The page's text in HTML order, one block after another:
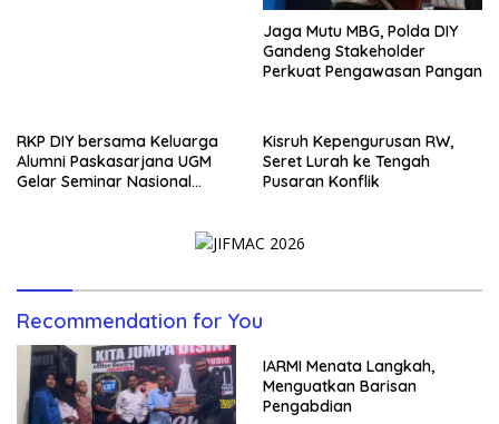
Jaga Mutu MBG, Polda DIY
Gandeng Stakeholder
Perkuat Pengawasan Pangan
RKP DIY bersama Keluarga
Alumni Paskasarjana UGM
Gelar Seminar Nasional
Kisruh Kepengurusan RW,
Seret Lurah ke Tengah
Pusaran Konflik
Recommendation for You
IARMI Menata Langkah,
Menguatkan Barisan
Pengabdian